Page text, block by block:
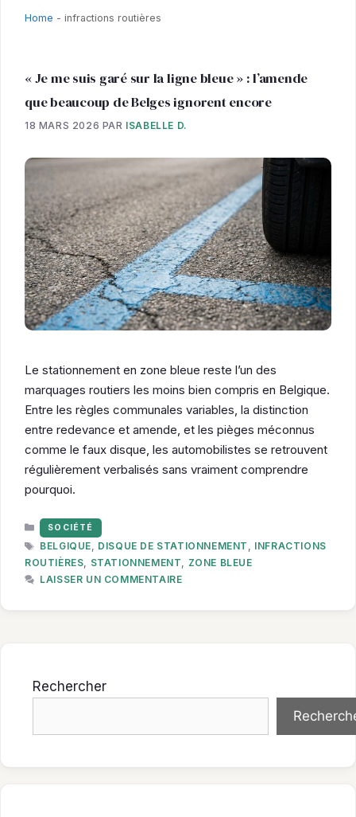
Home - infractions routières
« Je me suis garé sur la ligne bleue » : l’amende
que beaucoup de Belges ignorent encore
18 MARS 2026 PAR ISABELLE D.
Le stationnement en zone bleue reste l’un des
marquages routiers les moins bien compris en Belgique.
Entre les règles communales variables, la distinction
entre redevance et amende, et les pièges méconnus
comme le faux disque, les automobilistes se retrouvent
régulièrement verbalisés sans vraiment comprendre
pourquoi.
CATÉGORIES
SOCIÉTÉ
ÉTIQUETTES
BELGIQUE, DISQUE DE STATIONNEMENT , INFRACTIONS
ROUTIÈRES, STATIONNEMENT, ZONE BLEUE
LAISSER UN COMMENTAIRE
Rechercher